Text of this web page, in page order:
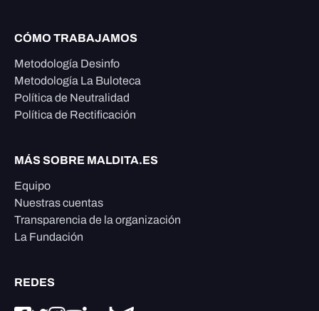
CÓMO TRABAJAMOS
Metodología Desinfo
Metodología La Buloteca
Política de Neutralidad
Política de Rectificación
MÁS SOBRE MALDITA.ES
Equipo
Nuestras cuentas
Transparencia de la organización
La Fundación
REDES